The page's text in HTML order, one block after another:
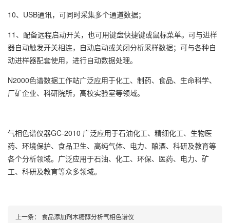
10、USB通讯，可同时采集多个通道数据；
11、配备远程启动开关，也可用键盘快捷键或鼠标菜单。可与进样
器自动触发开关相连，自动启动或关闭分析采样数据；可与各种自
动进样器配套使用，进行自动数据处理。
N2000色谱数据工作站广泛应用于化工、制药、食品、生命科学、
厂矿企业、科研院所，高校实验室等领域。
气相色谱仪器GC-2010 广泛应用于石油化工、精细化工、生物医
药、环境保护、食品卫生、高纯气体、电力、酿酒、科研及教育等
各个分析领域。广泛应用于石油、化工、环保、医药、电力、矿
工、科研及教育等众多领域。
上一条：
食品添加剂木糖醇分析气相色谱仪